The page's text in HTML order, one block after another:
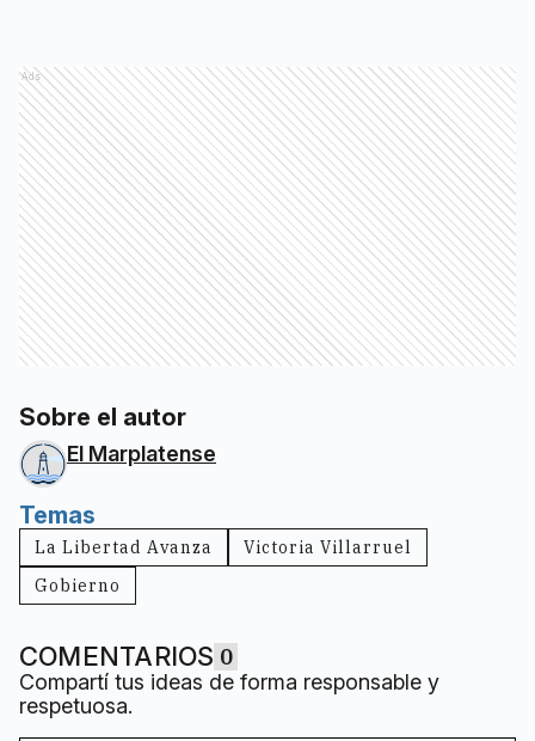
Ads
Sobre el autor
El Marplatense
Temas
La Libertad Avanza
Victoria Villarruel
Gobierno
COMENTARIOS 0
Compartí tus ideas de forma responsable y
respetuosa.